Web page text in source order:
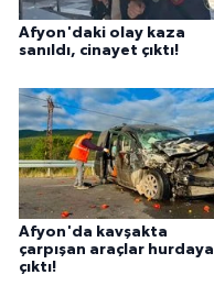
Afyon'daki olay kaza
sanıldı, cinayet çıktı!
Afyon'da kavşakta
çarpışan araçlar hurdaya
çıktı!